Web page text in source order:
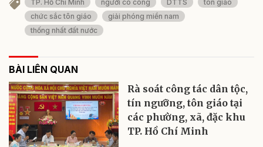
TP. Hồ Chí Minh người có công DTTS
tôn giáo
chức sắc tôn giáo
giải phóng miền nam
thống nhất đất nước
BÀI LIÊN QUAN
Rà soát công tác dân tộc,
tín ngưỡng, tôn giáo tại
các phường, xã, đặc khu
TP. Hồ Chí Minh